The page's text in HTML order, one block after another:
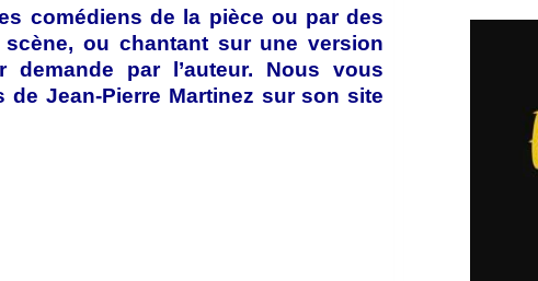
comédiens de la pièce ou par des
ou chantant sur une version
demande par l’auteur. Nous vous
Jean-Pierre Martinez sur son site